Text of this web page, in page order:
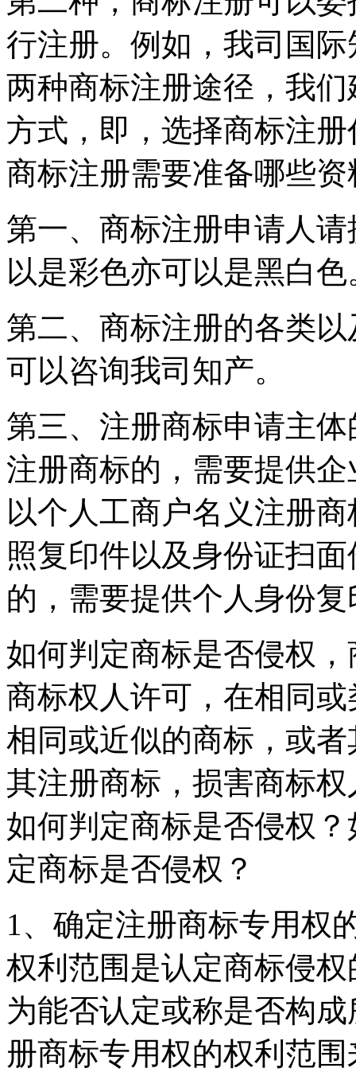
行注册。例如，我司国
两种商标注册途径，我
方式，即，选择商标注
商标注册需要准备哪些资
第一、商标注册申请人
以是彩色亦可以是黑白色
第二、商标注册的各类
可以咨询我司知产。
第三、注册商标申请主
注册商标的，需要提供
以个人工商户名义注册
照复印件以及身份证扫
的，需要提供个人身份复
如何判定商标是否侵权
商标权人许可，在相同
相同或近似的商标，或
其注册商标，损害商标
如何判定商标是否侵权
定商标是否侵权？
1、确定注册商标专用权
权利范围是认定商标侵
为能否认定或称是否构
册商标专用权的权利范